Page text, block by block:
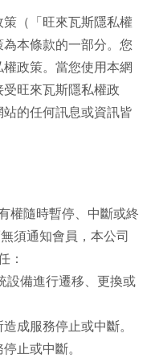
（「旺來瓦斯隱私權
本條款的一部分。您
政策。當您使用本網
旺來瓦斯隱私權政
的任何訊息或資訊皆
權隨時暫停、中斷或終
須通知會員，本公司
：
設備進行遷移、更換或
成服務停止或中斷。
止或中斷。